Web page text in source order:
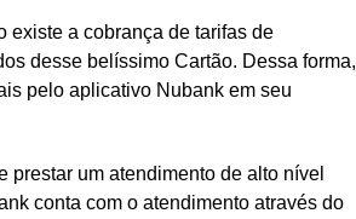
existe a cobrança de tarifas de
desse belíssimo Cartão. Dessa forma,
pelo aplicativo Nubank em seu
prestar um atendimento de alto nível
conta com o atendimento através do